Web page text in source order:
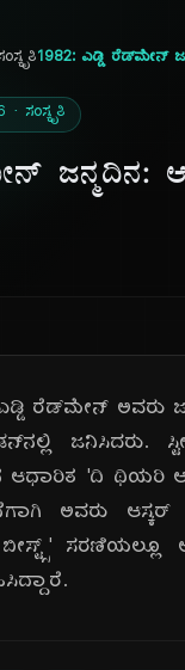
1982: ಎಡ್ಡಿ ರೆಡ್‌ಮೇನ್
· ಸಂಸ್ಕೃತಿ
ಜನ್ಮದಿನ:
ರೆಡ್‌ಮೇನ್ ಅವರು
ಜನಿಸಿದರು.
ಆಧಾರಿತ 'ದಿ ಥಿಯರಿ
ಅವರು ಆಸ್ಕರ್
ಸರಣಿಯಲ್ಲೂ